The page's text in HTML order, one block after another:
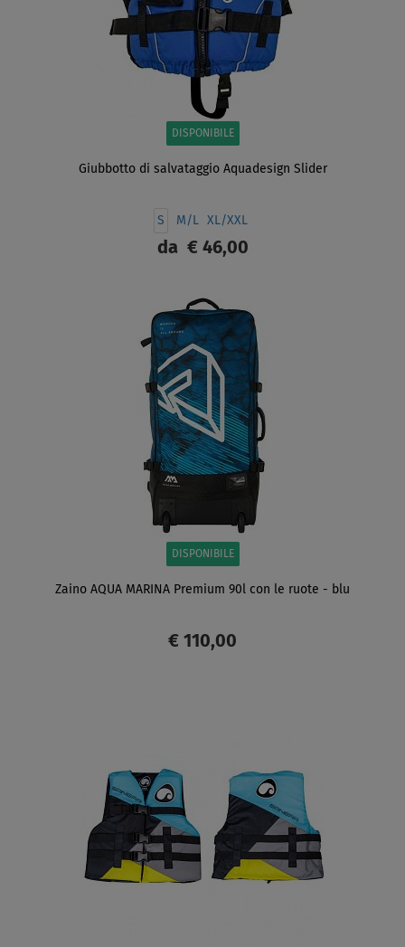
DISPONIBILE
Giubbotto di salvataggio Aquadesign Slider
S M/L XL/XXL
da € 46,00
DISPONIBILE
Zaino AQUA MARINA Premium 90l con le ruote - blu
€ 110,00